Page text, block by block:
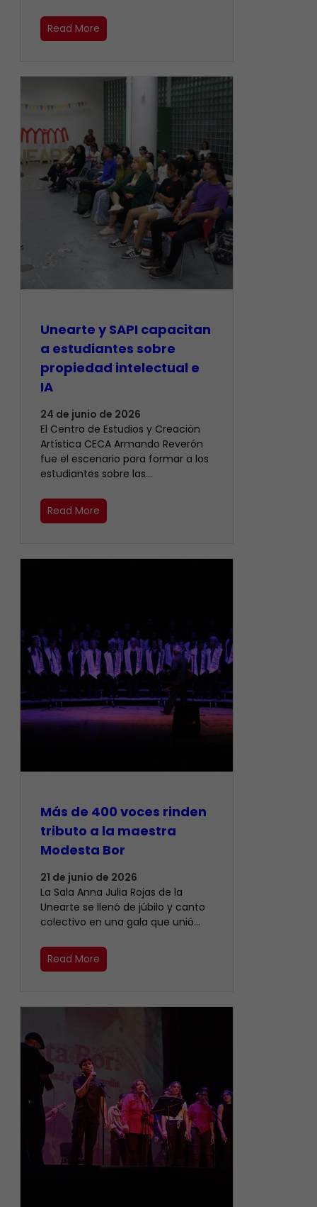
Read More
Unearte y SAPI capacitan
a estudiantes sobre
propiedad intelectual e
IA
24 de junio de 2026
El Centro de Estudios y Creación
Artística CECA Armando Reverón
fue el escenario para formar a los
estudiantes sobre las…
Read More
Más de 400 voces rinden
tributo a la maestra
Modesta Bor
21 de junio de 2026
​La Sala Anna Julia Rojas de la
Unearte se llenó de júbilo y canto
colectivo en una gala que unió…
Read More